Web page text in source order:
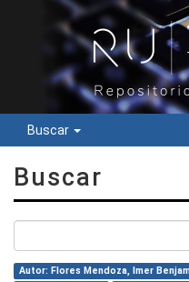
Buscar
Buscar
Autor: Flores Mendoza, Imer